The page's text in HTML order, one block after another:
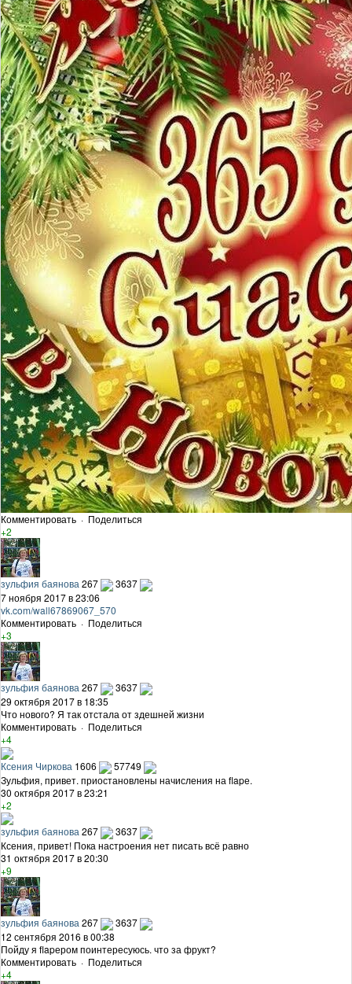
Комментировать · Поделиться
+2
зульфия баянова 267
3637
7 ноября 2017 в 23:06
vk.com/wall67869067_570
Комментировать · Поделиться
+3
зульфия баянова 267
3637
29 октября 2017 в 18:35
Что нового? Я так отстала от здешней жизни
Комментировать · Поделиться
+4
Ксения Чиркова 1606
57749
Зульфия, привет. приостановлены начисления на flapе.
30 октября 2017 в 23:21
+2
зульфия баянова267
3637
Ксения, привет! Пока настроения нет писать всё равно
31 октября 2017 в 20:30
+9
зульфия баянова 267
3637
12 сентября 2016 в 00:38
Пойду я flapером поинтересуюсь. что за фрукт?
Комментировать · Поделиться
+4